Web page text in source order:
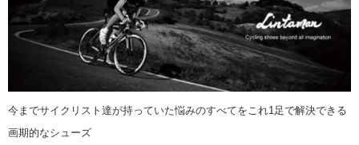
今までサイクリスト達が持っていた悩みのすべてをこれ1足で解決できる
画期的なシューズ